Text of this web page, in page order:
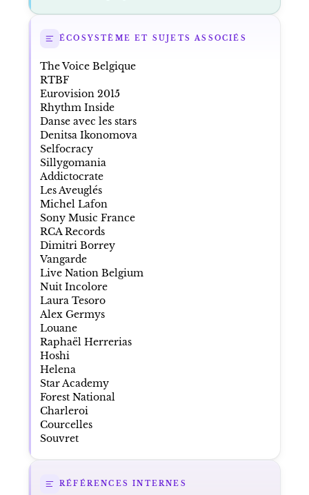
ÉCOSYSTÈME ET SUJETS ASSOCIÉS
The Voice Belgique
RTBF
Eurovision 2015
Rhythm Inside
Danse avec les stars
Denitsa Ikonomova
Selfocracy
Sillygomania
Addictocrate
Les Aveuglés
Michel Lafon
Sony Music France
RCA Records
Dimitri Borrey
Vangarde
Live Nation Belgium
Nuit Incolore
Laura Tesoro
Alex Germys
Louane
Raphaël Herrerias
Hoshi
Helena
Star Academy
Forest National
Charleroi
Courcelles
Souvret
RÉFÉRENCES INTERNES